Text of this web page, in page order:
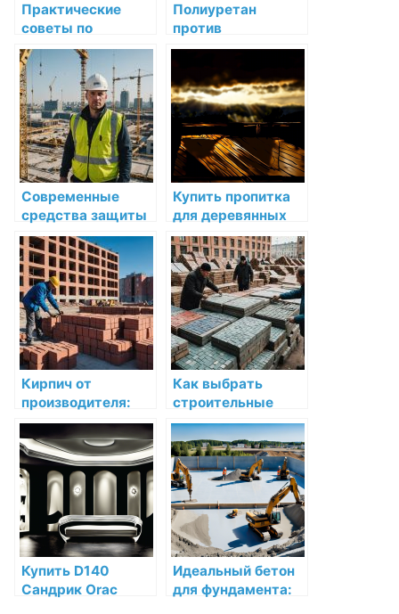
Практические
советы по
установке и уходу
за лепниной
Полиуретан
против
дюрополимера:
материал лепных
изделий
Современные
средства защиты
от падения с
высоты: как
выбрать и купить
в Москве
Купить пропитка
для деревянных
фасадов
superdeck log
home & deck wb
stain по низкой
цене в СПб
Кирпич от
производителя:
как выбрать
качественный
строительный
материал в
Челябинске
Как выбрать
строительные
материалы:
Полное
руководство для
покупателей в
Челябинске
Купить D140
Сандрик Orac
Идеальный бетон
для фундамента: